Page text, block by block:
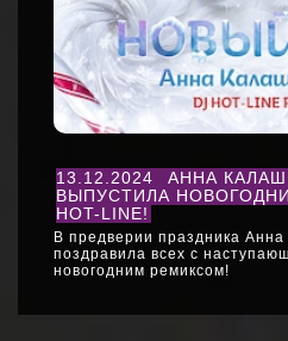
13.12.2024
АННА
ВЫПУСТИЛА
HOT-LINE!
В предверии праздника
поздравила всех с
новогодним ремиксом!